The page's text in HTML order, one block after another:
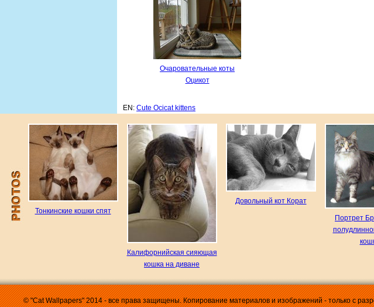
Очаровательные коты
Оцикот
EN: Cute Ocicat kittens
Тонкинские кошки спят
Калифорнийская сияющая
кошка на диване
Довольный кот Корат
Портрет
© "Cat Wallpapers" 2014 - все права защищены. Копирование материалов и изображений - только с